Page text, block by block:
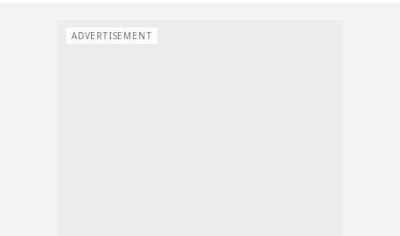
ADVERTISEMENT